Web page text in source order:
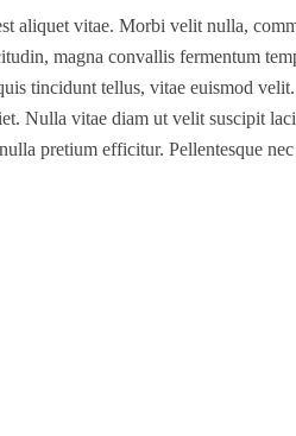
vitae. Morbi velit nulla,
magna convallis fermentum
tincidunt tellus, vitae euismod
Nulla vitae diam ut velit suscipit
pretium efficitur. Pellentesque